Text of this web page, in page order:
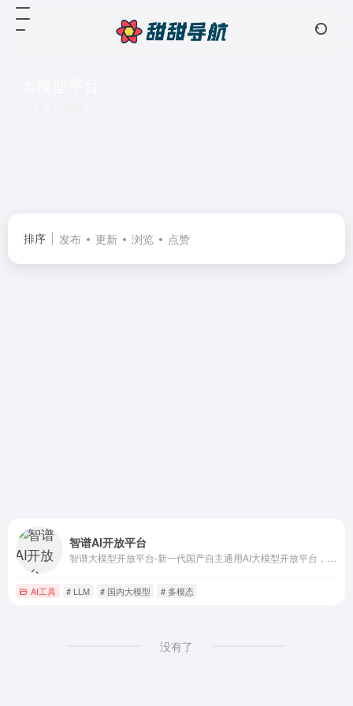
排序 发布 更新 浏览 点赞
智谱AI开放平台
AI工具 # LLM # 国内大模型 # 多模态
没有了